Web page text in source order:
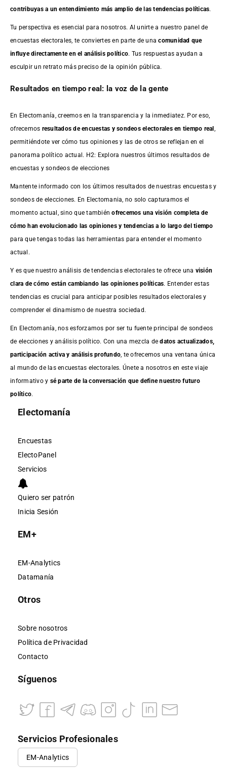
contribuyas a un entendimiento más amplio de las tendencias políticas.
Tu perspectiva es esencial para nosotros. Al unirte a nuestro panel de
encuestas electorales, te conviertes en parte de unacomunidad que
influye directamente en el análisis político. Tus respuestas ayudan a
esculpir un retrato más preciso de la opinión pública.
Resultados en tiempo real: la voz de la gente
En Electomanía, creemos en la transparencia y la inmediatez. Por eso,
ofrecemos resultados deencuestas y sondeos electorales en tiempo real
permitiéndote ver cómo tus opiniones y las de otros se reflejan en el
panorama político actual. H2: Explora nuestros últimos resultados de
encuestas y sondeos de elecciones
Mantente informado con los últimos resultados de nuestras encuestasy
sondeos de elecciones. En Electomania, no solo capturamos el
momento actual, sino que tambiénofrecemos una visión completa de
cómo han evolucionado las opiniones y tendencias a lo largo del tiempo
para que tengas todas las herramientas para entender el momento
actual.
Y es que nuestro análisis de tendencias electorales te ofrece una visión
clara de cómo están cambiando las opiniones políticas. Entender estas
tendencias es crucial para anticipar posibles resultados electorales y
comprender el dinamismo de nuestra sociedad.
En Electomanía, nos esforzamos por ser tu fuente principal de sondeos
de elecciones y análisis político. Con una mezcla dedatos actualizados,
participación activa y análisis profundo , te ofrecemos una ventana única
al mundo de las encuestas electorales. Únete a nosotros en este viaje
informativo y sé parte de la conversación que define nuestro futuro
político.
Electomanía
Encuestas
ElectoPanel
Servicios
Quiero ser patrón
Inicia Sesión
EM+
EM-Analytics
Datamanía
Otros
Sobre nosotros
Política de Privacidad
Contacto
Síguenos
Servicios Profesionales
EM-Analytics